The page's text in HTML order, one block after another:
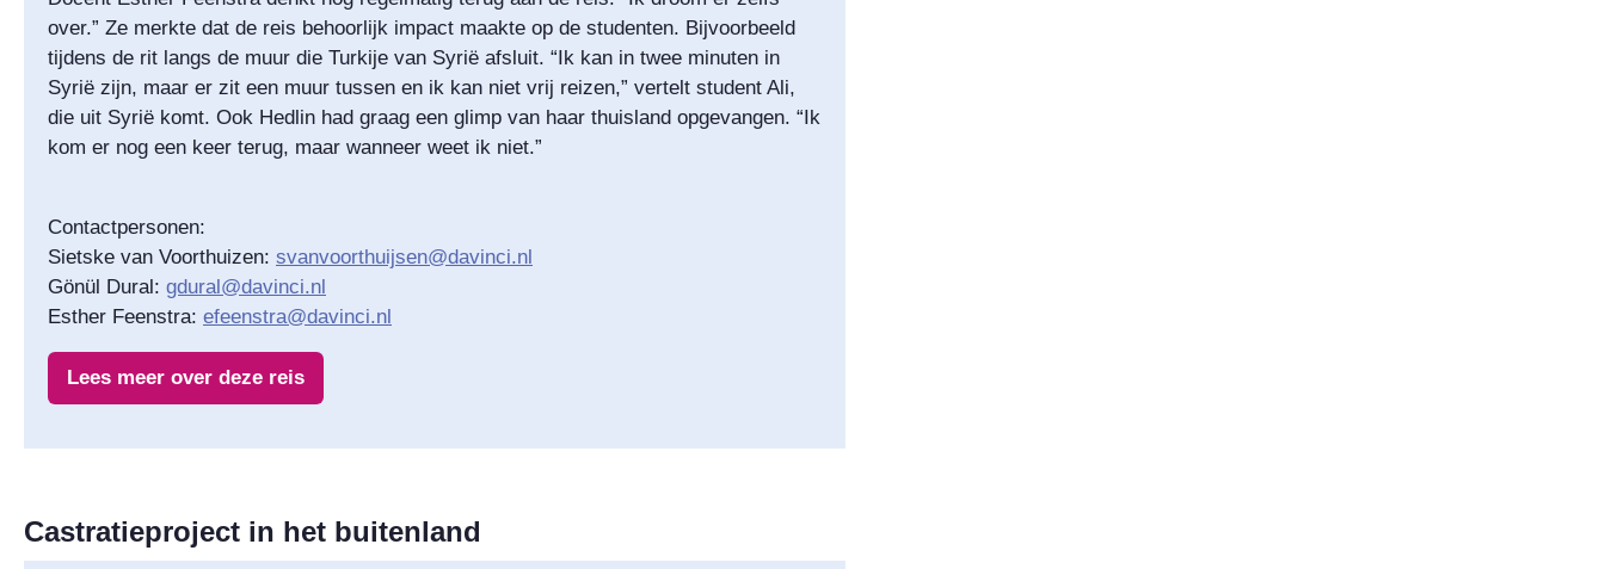
over.” Ze merkte dat de reis behoorlijk impact maakte op de studenten. Bijvoorbeeld
tijdens de rit langs de muur die Turkije van Syrië afsluit. “Ik kan in twee minuten in
Syrië zijn, maar er zit een muur tussen en ik kan niet vrij reizen,” vertelt student Ali,
die uit Syrië komt. Ook Hedlin had graag een glimp van haar thuisland opgevangen. “Ik
kom er nog een keer terug, maar wanneer weet ik niet.”
Contactpersonen:
Sietske van Voorthuizen: svanvoorthuijsen@davinci.nl
Gönül Dural: gdural@davinci.nl
Esther Feenstra: efeenstra@davinci.nl
Lees meer over deze reis
Castratieproject in het buitenland